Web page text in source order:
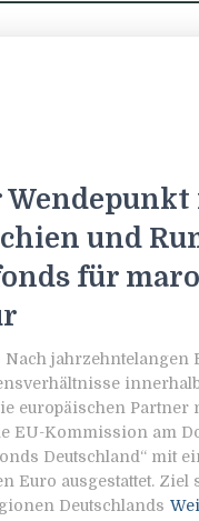
und
für
jahrzehntelangen
europäischen Partner
EU-Kommission am
Deutschland“ mit
Euro ausgestattet. Ziel
Deutschlands